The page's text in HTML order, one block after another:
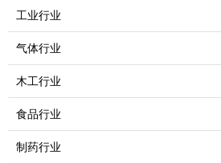
工业行业
气体行业
木工行业
食品行业
制药行业